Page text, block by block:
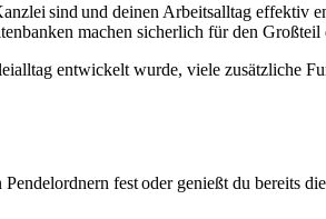
sind und deinen Arbeitsalltag effektiv
machen sicherlich für den Großteil
entwickelt wurde, viele zusätzliche
fest oder genießt du bereits